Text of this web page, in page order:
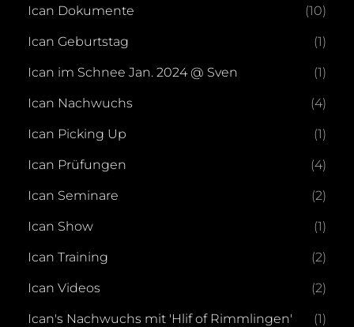
Ican Dokumente (10)
Ican Geburtstag (1)
Ican im Schnee Jan. 2024 @ Sven (1)
Ican Nachwuchs (4)
Ican Picking Up (1)
Ican Prüfungen (4)
Ican Seminare (2)
Ican Show (1)
Ican Training (2)
Ican Videos (2)
Ican's Nachwuchs mit 'Hlif of Rimmlingen' (1)